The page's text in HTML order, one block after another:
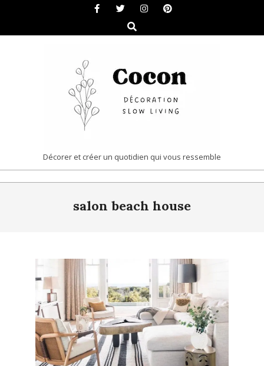
content
Search
COCON
|
DÉCORATION
LIVING
Décorer et créer un quotidien qui vous ressemble
salon beach house